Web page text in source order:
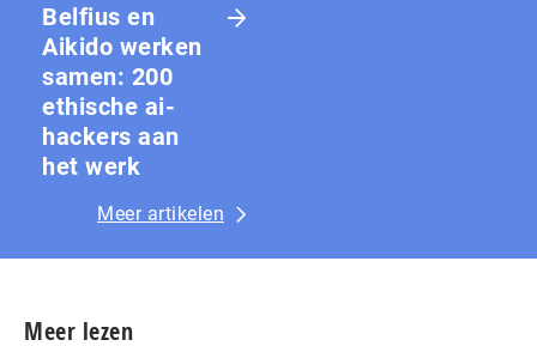
Belfius en
Aikido werken
samen: 200
ethische ai-
hackers aan
het werk
Meer artikelen
Meer lezen